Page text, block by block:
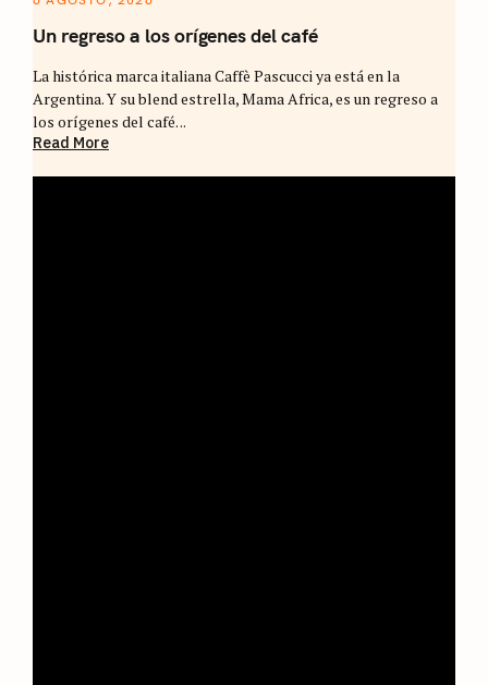
Un regreso a los orígenes del café
La histórica marca italiana Caffè Pascucci ya está en la
Argentina. Y su blend estrella, Mama Africa, es un regreso a
los orígenes del café. ..
Read More